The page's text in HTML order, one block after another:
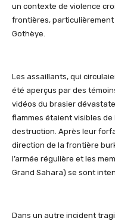
un contexte de violence
frontières,
Gothèye.
Les assaillants, qui
été aperçus par des
vidéos du brasier
flammes étaient visibles de
destruction. Après leur
direction de la frontière
l’armée régulière et les
Grand Sahara) se sont
Dans un autre incident